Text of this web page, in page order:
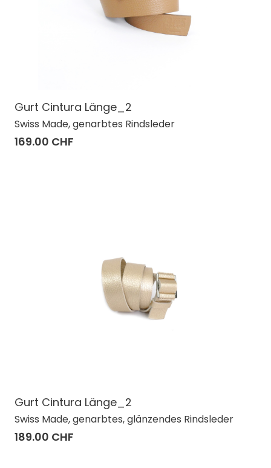
Gurt Cintura Länge_2
Swiss Made, genarbtes Rindsleder
169.00 CHF
Gurt Cintura Länge_2
Swiss Made, genarbtes, glänzendes Rindsleder
189.00 CHF